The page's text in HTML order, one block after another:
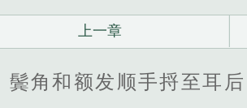
上一章
鬓角和额发顺手捋至耳